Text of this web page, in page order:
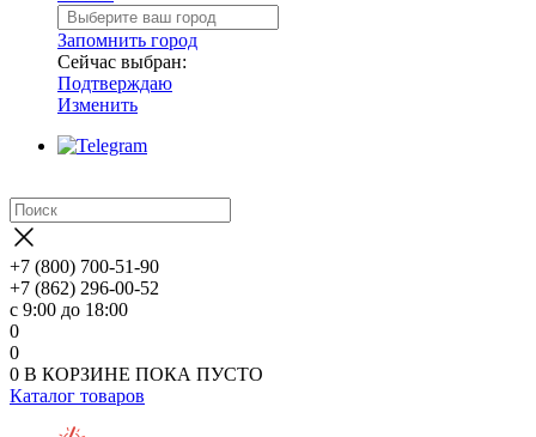
Запомнить город
Сейчас выбран:
Подтверждаю
Изменить
+7 (800) 700-51-90
+7 (862) 296-00-52
с 9:00 до 18:00
0
0
0 В КОРЗИНЕ ПОКА ПУСТО
Каталог товаров